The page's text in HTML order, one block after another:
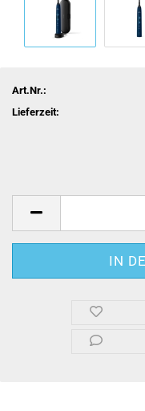
Art.Nr.:
Lieferzeit: